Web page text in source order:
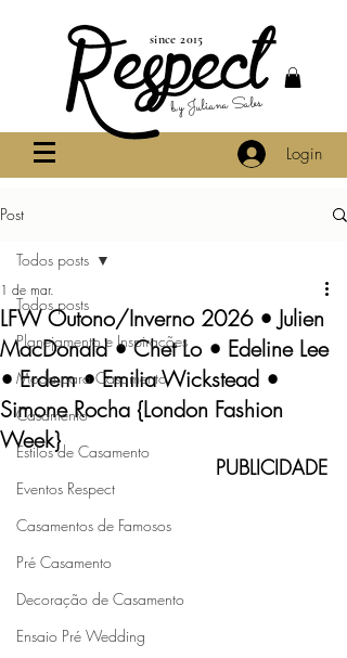
Login
since 2015
by Juliana Sales
Post
Todos posts
Planejamento e Inspirações
Moda para Casamento
Casamento
Estilos de Casamento
Eventos Respect
Casamentos de Famosos
Pré Casamento
Decoração de Casamento
Ensaio Pré Wedding
Todos posts
LFW Outono/Inverno 2026 • Julien
MacDonald • Chet Lo • Edeline Lee
• Erdem • Emilia Wickstead •
Simone Rocha {London Fashion
Week}
1 de mar.
PUBLICIDADE